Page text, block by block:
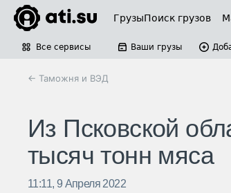
ГрузыПоиск грузов
Все сервисы Ваши грузы
← Таможня и ВЭД
Из Псковской
тысяч тонн мяса
11:11, 9 Апреля 2022